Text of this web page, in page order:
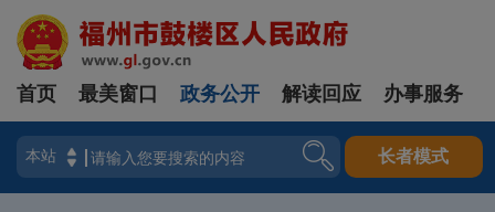
登录
首页 最美窗口 政务公开 解读回应 办事服务
长者模式